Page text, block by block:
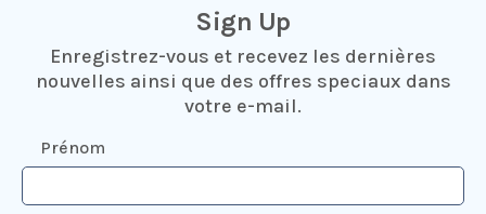
Sign Up
Enregistrez-vous et recevez les dernières
nouvelles ainsi que des offres speciaux dans
votre e-mail.
Prénom